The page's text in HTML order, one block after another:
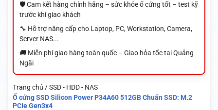
🛡️ Cam kết hàng chính hãng – sức khỏe ổ cứng tốt – test kỹ
trước khi giao khách
🔧 Hỗ trợ nâng cấp cho Laptop, PC, Workstation, Camera,
Server NAS...
🚚 Miễn phí giao hàng toàn quốc – Giao hỏa tốc tại Quảng
Ngãi
Trang chủ / SSD - HDD - NAS
Ổ cứng SSD Silicon Power P34A60 512GB Chuẩn SSD: M.2
PCIe Gen3x4